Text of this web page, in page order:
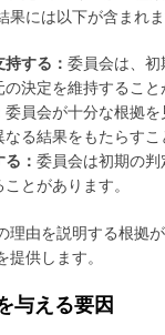
果には以下が含まれま
持する：委員会は、初
決定を維持すること
委員会が十分な根拠
る結果をもたらすこ
る：委員会は初期の
とがあります。
理由を説明する根拠
供します。
与える要因